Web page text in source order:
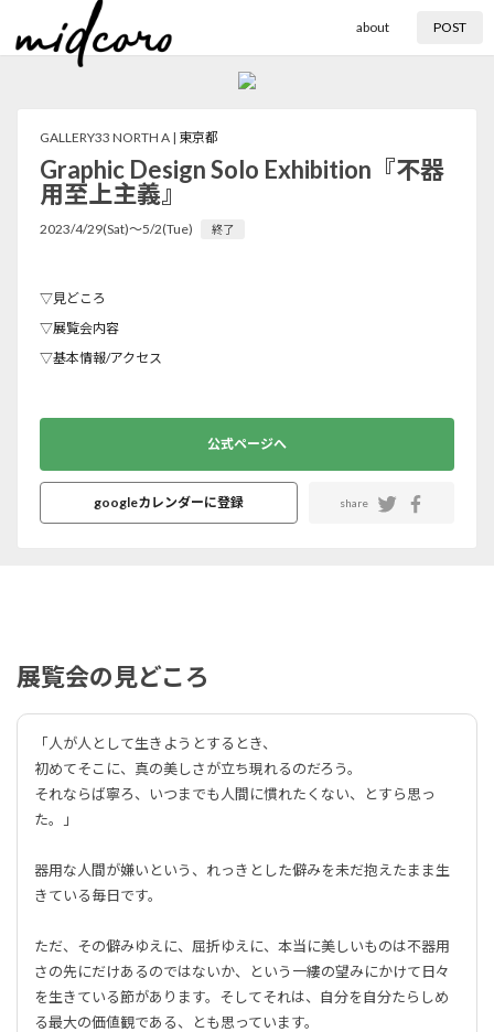
about POST
GALLERY33 NORTH A | 東京都
Graphic Design Solo Exhibition『不器
用至上主義』
2023/4/29(Sat)〜5/2(Tue) 終了
▽見どころ
▽展覧会内容
▽基本情報/アクセス
公式ページへ
googleカレンダーに登録 share
展覧会の見どころ
「人が人として生きようとするとき、
初めてそこに、真の美しさが立ち現れるのだろう。
それならば寧ろ、いつまでも人間に慣れたくない、とすら思っ
た。」
器用な人間が嫌いという、れっきとした僻みを未だ抱えたまま生
きている毎日です。
ただ、その僻みゆえに、屈折ゆえに、本当に美しいものは不器用
さの先にだけあるのではないか、という一縷の望みにかけて日々
を生きている節があります。そしてそれは、自分を自分たらしめ
る最大の価値観である、とも思っています。